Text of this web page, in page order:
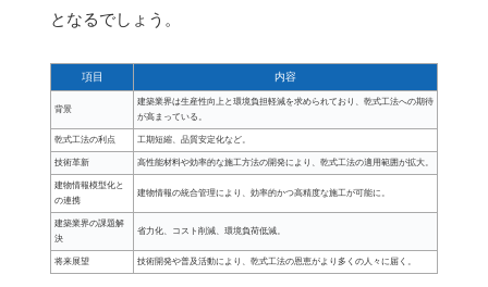
となるでしょう。
項目 内容
背景
建築業界は生産性向上と環境負担軽減を求められており、乾式工法への期待
が高まっている。
乾式工法の利点 工期短縮、品質安定化など。
技術革新 高性能材料や効率的な施工方法の開発により、乾式工法の適用範囲が拡大。
建物情報模型化と
の連携
建物情報の統合管理により、効率的かつ高精度な施工が可能に。
建築業界の課題解
決
省力化、コスト削減、環境負荷低減。
将来展望 技術開発や普及活動により、乾式工法の恩恵がより多くの人々に届く。